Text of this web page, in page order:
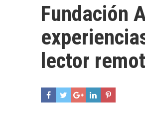
Fundación
lector